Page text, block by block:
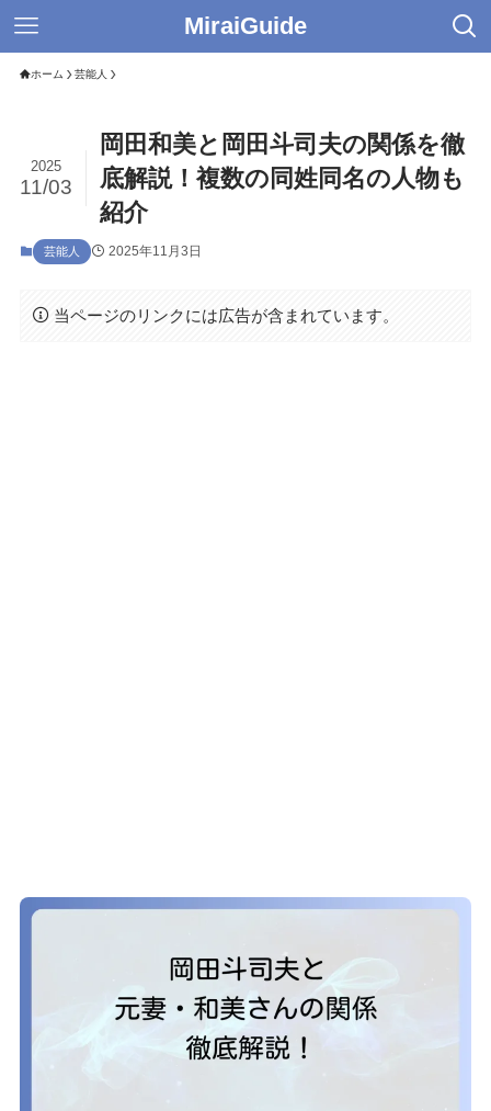
MiraiGuide
ホーム 芸能人
岡田和美と岡田斗司夫の関係を徹
底解説！複数の同姓同名の人物も
紹介
2025
11/03
芸能人 2025年11月3日
当ページのリンクには広告が含まれています。